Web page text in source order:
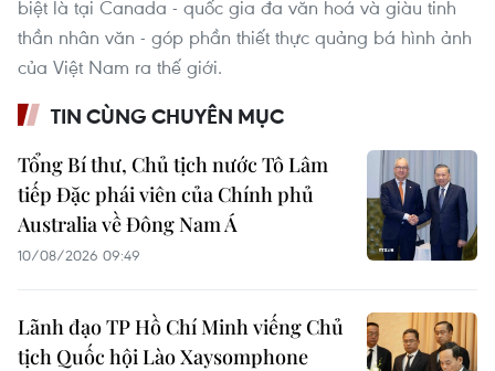
biệt là tại Canada - quốc gia đa văn hoá và giàu tinh
thần nhân văn - góp phần thiết thực quảng bá hình ảnh
của Việt Nam ra thế giới.
TIN CÙNG CHUYÊN MỤC
Tổng Bí thư, Chủ tịch nước Tô Lâm
tiếp Đặc phái viên của Chính phủ
Australia về Đông Nam Á
10/08/2026 09:49
Lãnh đạo TP Hồ Chí Minh viếng Chủ
tịch Quốc hội Lào Xaysomphone